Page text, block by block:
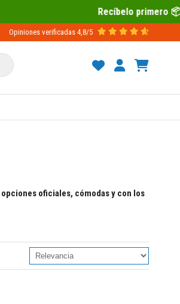
Recíbelo primero 📦 Paga después con
Opiniones verificadas 4,8/5
opciones oficiales, cómodas y con los